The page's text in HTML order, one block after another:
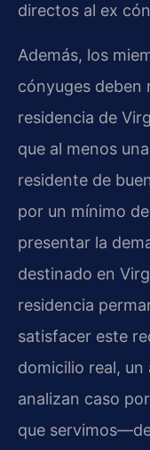
directos al ex
Además, los
cónyuges deben
residencia de
que al menos
residente de
por un mínimo
presentar la
destinado en
residencia
satisfacer este
domicilio real,
analizan caso
que